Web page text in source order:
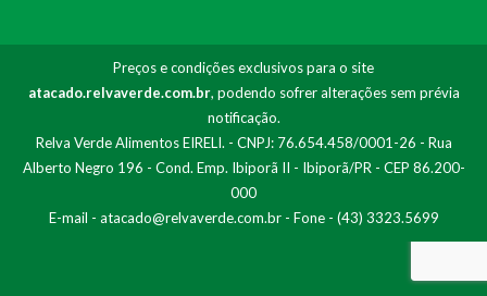
Preços e condições exclusivos para o site
atacado.relvaverde.com.br, podendo sofrer alterações sem prévia
notificação.
Relva Verde Alimentos EIRELI. - CNPJ: 76.654.458/0001-26 - Rua
Alberto Negro 196 - Cond. Emp. Ibiporã II - Ibiporã/PR - CEP 86.200-
000
E-mail - atacado@relvaverde.com.br- Fone - (43) 3323.5699